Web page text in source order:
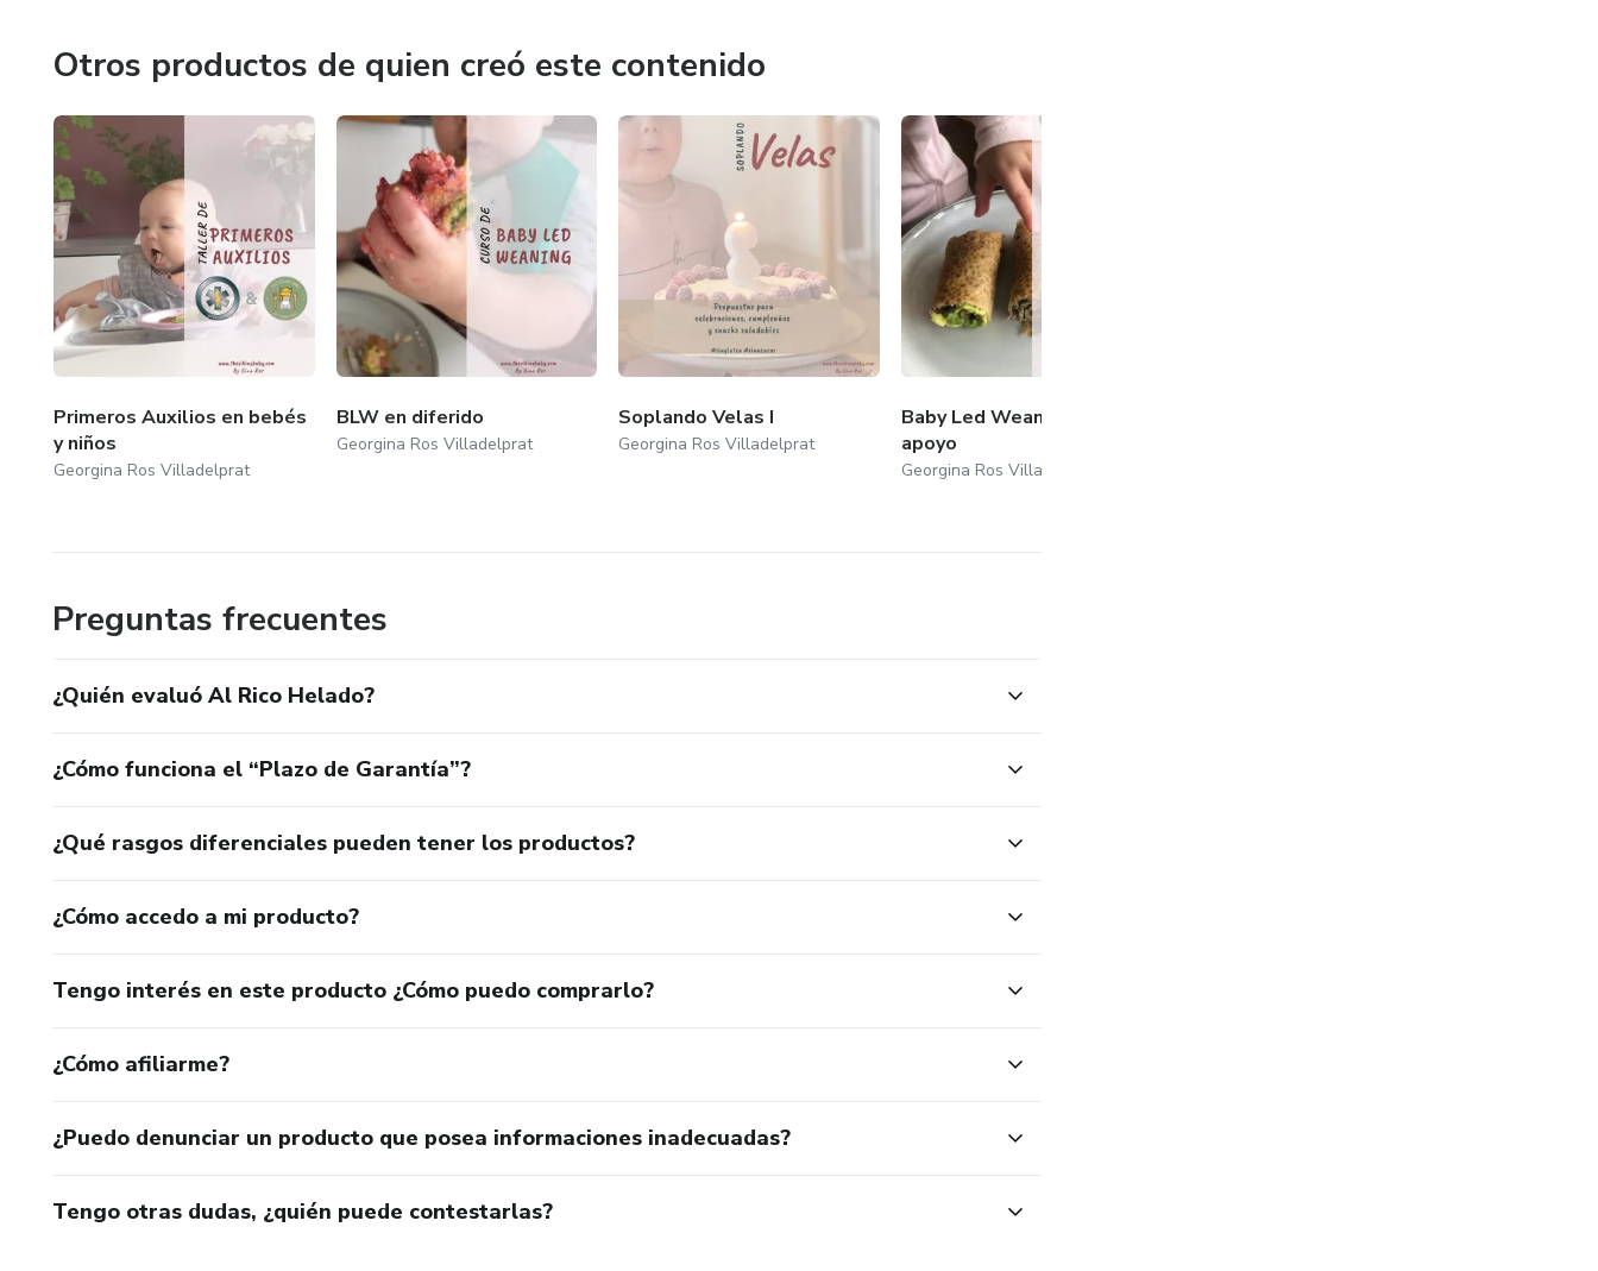
Algunos de los programas son con apoyo nutricional con una nutricionista especializada en infantil y Low carb.
Gracias por estar aquí.
Otros productos de quien creó este contenido
Primeros Auxilios en bebés
y niños
Georgina Ros Villadelprat
BLW en diferido
Georgina Ros Villadelprat
Soplando Velas I
Georgina Ros Villadelprat
Baby Led Weaning con
apoyo
Georgina Ros Villadelprat
Preguntas frecuentes
¿Quién evaluó Al Rico Helado?
¿Cómo funciona el “Plazo de Garantía”?
¿Qué rasgos diferenciales pueden tener los productos?
¿Cómo accedo a mi producto?
Tengo interés en este producto ¿Cómo puedo comprarlo?
¿Cómo afiliarme?
¿Puedo denunciar un producto que posea informaciones inadecuadas?
Tengo otras dudas, ¿quién puede contestarlas?